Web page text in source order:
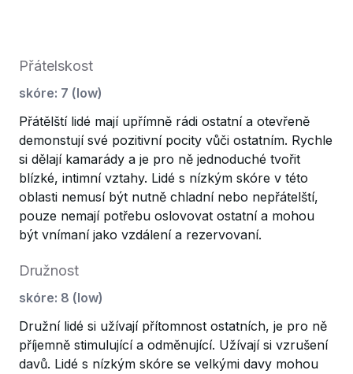
Přátelskost
skóre: 7 (low)
Přátělští lidé mají upřímně rádi ostatní a otevřeně
demonstují své pozitivní pocity vůči ostatním. Rychle
si dělají kamarády a je pro ně jednoduché tvořit
blízké, intimní vztahy. Lidé s nízkým skóre v této
oblasti nemusí být nutně chladní nebo nepřátelští,
pouze nemají potřebu oslovovat ostatní a mohou
být vnímaní jako vzdálení a rezervovaní.
Družnost
skóre: 8 (low)
Družní lidé si užívají přítomnost ostatních, je pro ně
příjemně stimulující a odměnující. Užívají si vzrušení
davů. Lidé s nízkým skóre se velkými davy mohou